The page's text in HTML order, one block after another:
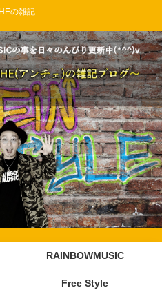
の雑記
RAINBOWMUSIC
Free Style